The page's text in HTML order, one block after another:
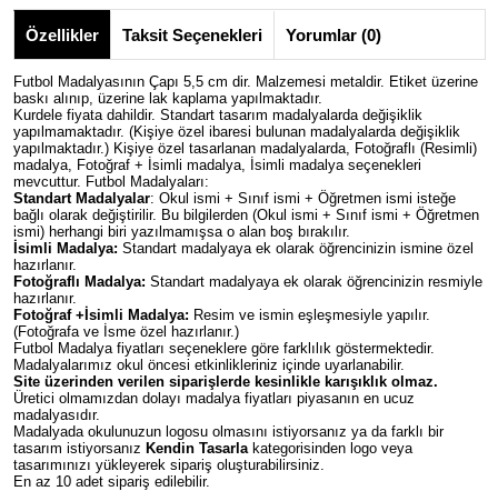
Özellikler Taksit Seçenekleri Yorumlar (0)
Futbol Madalyasının Çapı 5,5 cm dir. Malzemesi metaldir. Etiket üzerine
baskı alınıp, üzerine lak kaplama yapılmaktadır.
Kurdele fiyata dahildir. Standart tasarım madalyalarda değişiklik
yapılmamaktadır. (Kişiye özel ibaresi bulunan madalyalarda değişiklik
yapılmaktadır.) Kişiye özel tasarlanan madalyalarda, Fotoğraflı (Resimli)
madalya, Fotoğraf + İsimli madalya, İsimli madalya seçenekleri
mevcuttur. Futbol Madalyaları:
Standart Madalyalar: Okul ismi + Sınıf ismi + Öğretmen ismi isteğe
bağlı olarak değiştirilir. Bu bilgilerden (Okul ismi + Sınıf ismi + Öğretmen
ismi) herhangi biri yazılmamışsa o alan boş bırakılır.
İsimli Madalya: Standart madalyaya ek olarak öğrencinizin ismine özel
hazırlanır.
Fotoğraflı Madalya: Standart madalyaya ek olarak öğrencinizin resmiyle
hazırlanır.
Fotoğraf +İsimli Madalya: Resim ve ismin eşleşmesiyle yapılır.
(Fotoğrafa ve İsme özel hazırlanır.)
Futbol Madalya fiyatları seçeneklere göre farklılık göstermektedir.
Madalyalarımız okul öncesi etkinlikleriniz içinde uyarlanabilir.
Site üzerinden verilen siparişlerde kesinlikle karışıklık olmaz.
Üretici olmamızdan dolayı madalya fiyatları piyasanın en ucuz
madalyasıdır.
Madalyada okulunuzun logosu olmasını istiyorsanız ya da farklı bir
tasarım istiyorsanız Kendin Tasarlakategorisinden logo veya
tasarımınızı yükleyerek sipariş oluşturabilirsiniz.
En az 10 adet sipariş edilebilir.